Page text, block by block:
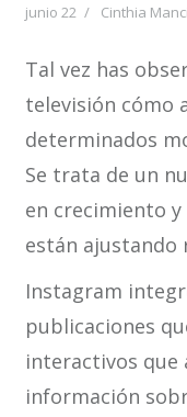
junio 22 Cinthia
Tal vez has
televisión cómo
determinados
Se trata de un
en crecimiento y
están ajustando
Instagram
publicaciones
interactivos que
información